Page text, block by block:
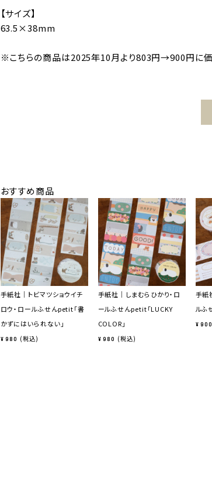
【サイズ】
63.5×38mm
※こちらの商品は2025年10月より803円→900円に価
おすすめ商品
手紙社｜トビマツショウイチ
ロウ・ロールふせんpetit「書
かずにはいられない」
¥ 980 税込
手紙社｜しまむらひかり・ロ
ールふせんpetit「LUCKY
COLOR」
¥ 980 税込
手紙
ルふ
¥ 900